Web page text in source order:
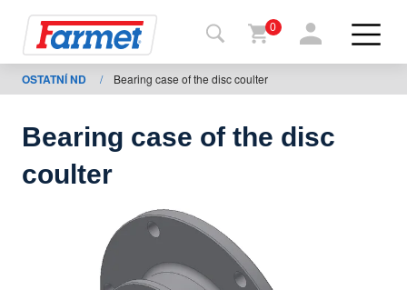
Terug
naar de
Farmetshop
Machinetoestand
downloaden
0
OSTATNÍ ND / Bearing case of the disc coulter
Bearing case of the disc
coulter